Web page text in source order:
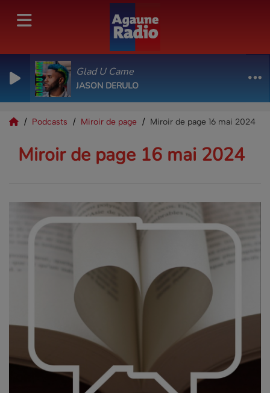
Glad U Came
JASON DERULO
Podcasts Miroir de page Miroir de page 16 mai 2024
Miroir de page 16 mai 2024